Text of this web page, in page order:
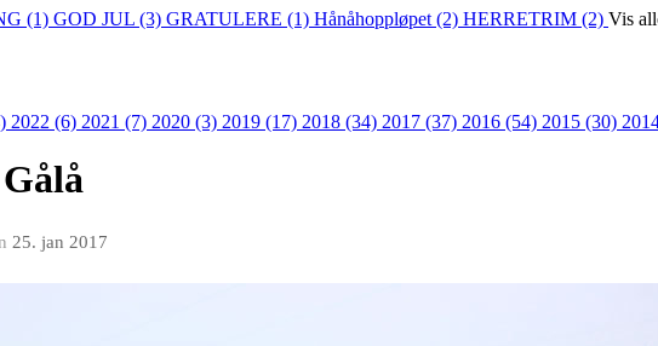
(1) GOD JUL (3) GRATULERE (1) Hånåhoppløpet (2) HERRETRIM (2) Vis
2022 (6) 2021 (7) 2020 (3) 2019 (17) 2018 (34) 2017 (37) 2016 (54) 2015 (30)
25. jan 2017